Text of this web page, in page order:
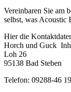
Vereinbaren Sie am
selbst, was Acoustic
Hier die
Horch und Guck
Loh 26
95138 Bad Steben
Telefon: 09288-46